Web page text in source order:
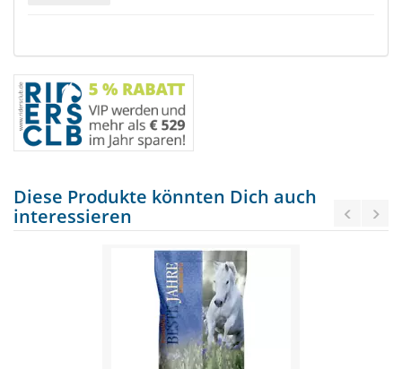
Diese Produkte könnten Dich auch
interessieren